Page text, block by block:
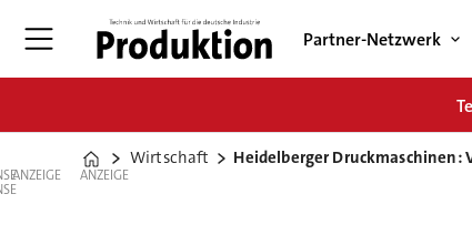
Partner-Netzwerk
Home
Wirtschaft Heidelberger Druckmaschinen:
ANZEIGE ANZEIGE